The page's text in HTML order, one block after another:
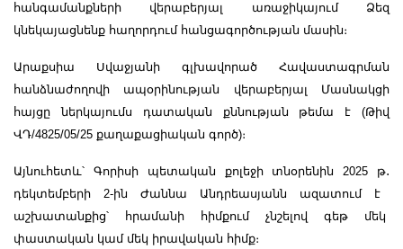
հանգամանքների վերաբերյալ առաջիկայում Ձեզ
կնեկայացնենք հաղորդում հանցագործության մասին։
Արաքսիա Սվաջյանի գլխավորած Հավաստագրման
հանձնաժողովի ապօրինության վերաբերյալ Մասնակցի
հայցը ներկայումս դատական քննության թեմա է (Թիվ
ՎԴ/4825/05/25 քաղաքացիական գործ)։
Այնուհետև՝ Գորիսի պետական քոլեջի տնօրենին 2025 թ․
դեկտեմբերի 2-ին Ժաննա Անդրեասյանն ազատում է
աշխատանքից՝ հրամանի հիմքում չնշելով գեթ մեկ
փաստական կամ մեկ իրավական հիմք։